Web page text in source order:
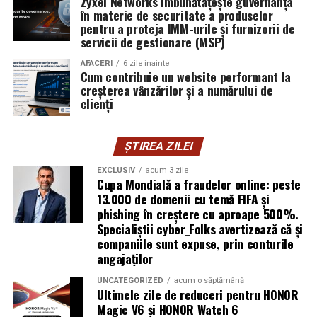
introducă parola pe o pagină clonată. În acel moment,
vigilența utilizatorului rămâne prima linie de apărare”,
explică Horațiu Șimon, Chief Technology Officer
cyber_Folks România.
Subiectul a fost semnalat și de FBI, care a inclus în
informările din ultima lună amenințările asociate
operațiuni de dezinformare.
Avertismentele publice s-au concentrat în principal
asupra fanilor și infrastructurii orașelor gazdă, însă
specialiștii atrag atenția că firmele pot fi afectate
inclusiv atunci când nu au nicio legătură directă cu
industria sportului, turismului sau vânzarea de bilete.
Atacurile sunt mai eficiente în contextul
evenimentelor globale
în materie de securitate a produselor
pentru a proteja IMM-urile și furnizorii de
servicii de gestionare (MSP)
AFACERI 6 zile inainte
Cum contribuie un website performant la
creșterea vânzărilor și a numărului de
clienți
ȘTIREA ZILEI
EXCLUSIV acum 3 zile
Cupa Mondială a fraudelor online: peste
13.000 de domenii cu temă FIFA și
phishing în creștere cu aproape 500%.
Specialiștii cyber_Folks avertizează că și
companiile sunt expuse, prin conturile
angajaților
UNCATEGORIZED acum o săptămână
Ultimele zile de reduceri pentru HONOR
Magic V6 și HONOR Watch 6